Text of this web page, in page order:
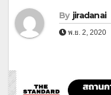
By jiradanai
พ.ย. 2, 2020